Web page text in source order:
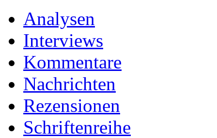
Analysen
Interviews
Kommentare
Nachrichten
Rezensionen
Schriftenreihe